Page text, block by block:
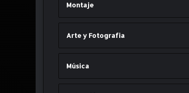
Montaje
Arte y Fotografia
Música